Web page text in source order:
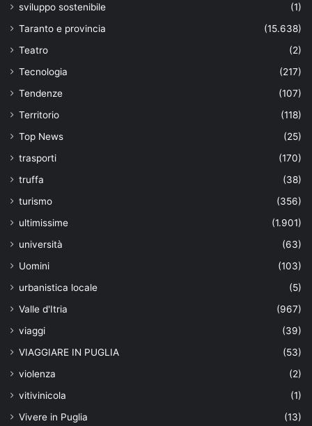
sviluppo sostenibile
(1)
Taranto e provincia
(15.638)
Teatro
(2)
Tecnologia
(217)
Tendenze
(107)
Territorio
(118)
Top News
(25)
trasporti
(170)
truffa
(38)
turismo
(356)
ultimissime
(1.901)
università
(63)
Uomini
(103)
urbanistica locale
(5)
Valle d'Itria
(967)
viaggi
(39)
VIAGGIARE IN PUGLIA
(53)
violenza
(2)
vitivinicola
(1)
Vivere in Puglia
(13)